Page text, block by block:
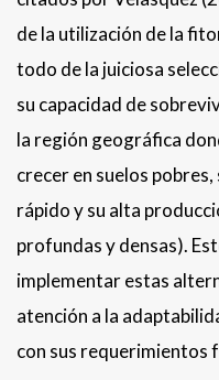
de la utilización de la
todo de la juiciosa
su capacidad de
la región geográfica
crecer en suelos
rápido y su alta
profundas y densas).
implementar estas
atención a la
con sus requerimientos